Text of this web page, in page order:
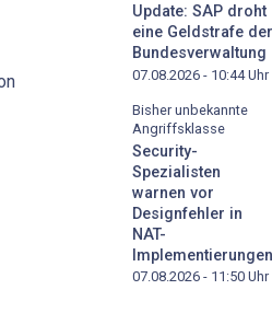
Update: SAP droht
eine Geldstrafe der
Bundesverwaltung
07.08.2026 - 10:44Uhr
Bisher unbekannte
Angriffsklasse
Security-
Spezialisten
warnen vor
Designfehler in
NAT-
Implementierungen
07.08.2026 - 11:50 Uhr